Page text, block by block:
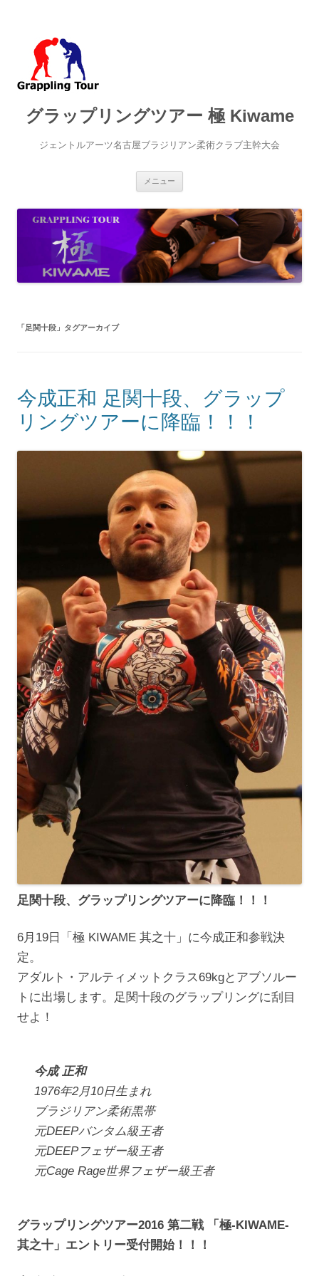
グラップリングツアー 極 Kiwame
ジェントルアーツ名古屋ブラジリアン柔術クラブ主幹大会
メニュー
ン
ツ
へ
ス
キ
ッ
プ
「足関十段 」タグアーカイブ
今成正和 足関十段、グラップ
リングツアーに降臨！！！
足関十段、グラップリングツアーに降臨！！！
6月19日「極 KIWAME 其之十」に今成正和参戦決
定。
アダルト・アルティメットクラス69kgとアブソルー
トに出場します。足関十段のグラップリングに刮目
せよ！
今成 正和
1976年2月10日生まれ
ブラジリアン柔術黒帯
元DEEPバンタム級王者
元DEEPフェザー級王者
元Cage Rage世界フェザー級王者
グラップリングツアー2016 第二戦 「極-KIWAME-
其之十」エントリー受付開始！！！